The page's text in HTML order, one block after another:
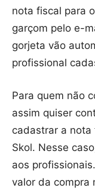
nota fiscal para
garçom pelo e-
gorjeta vão
profissional
Para quem não
assim quiser
cadastrar a
Skol. Nesse
aos
valor da compra